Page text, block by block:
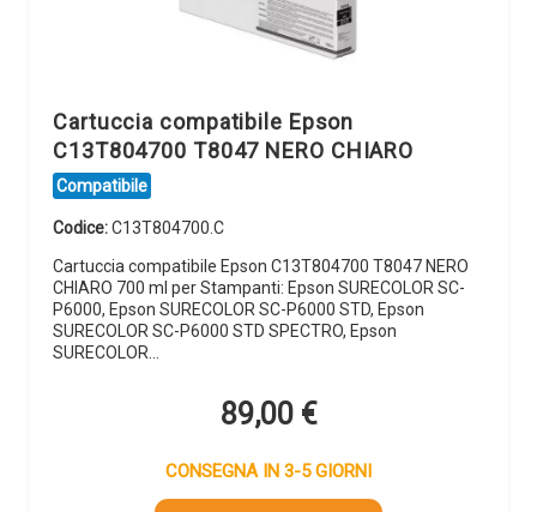
Cartuccia compatibile Epson
C13T804700 T8047 NERO CHIARO
Compatibile
Codice:C13T804700.C
Cartuccia compatibile Epson C13T804700 T8047 NERO
CHIARO 700 ml per Stampanti: Epson SURECOLOR SC-
P6000, Epson SURECOLOR SC-P6000 STD, Epson
SURECOLOR SC-P6000 STD SPECTRO, Epson
SURECOLOR…
89,00 €
CONSEGNA IN 3-5 GIORNI